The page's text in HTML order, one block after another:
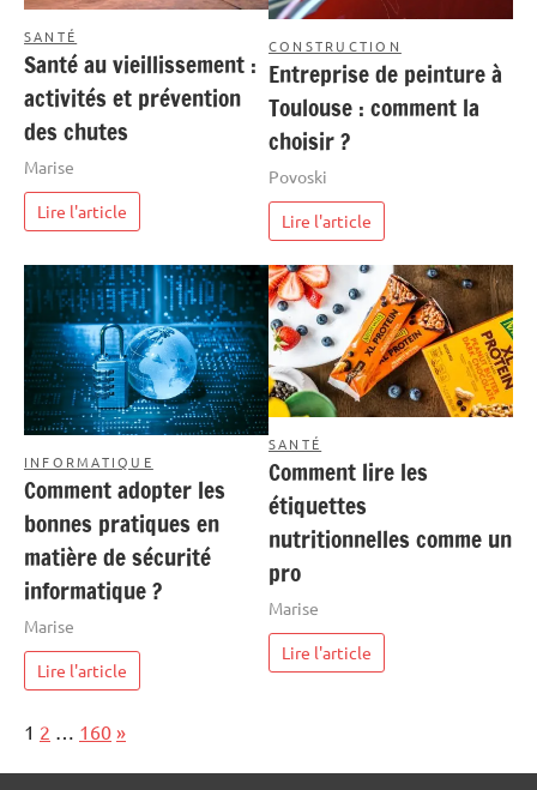
SANTÉ
Santé au vieillissement :
activités et prévention
des chutes
Marise
Lire l'article
CONSTRUCTION
Entreprise de peinture à
Toulouse : comment la
choisir ?
Povoski
Lire l'article
INFORMATIQUE
Comment adopter les
bonnes pratiques en
matière de sécurité
informatique ?
Marise
Lire l'article
SANTÉ
Comment lire les
étiquettes
nutritionnelles comme un
pro
Marise
Lire l'article
Page:
1 2 160 Next
»